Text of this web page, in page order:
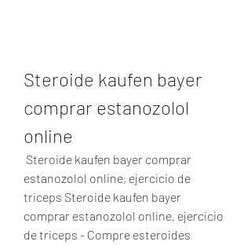
Steroide kaufen bayer
comprar estanozolol
online
estanozolol online, ejercicio de
triceps Steroide kaufen bayer
comprar estanozolol online, ejercicio
de triceps - Compre esteroides